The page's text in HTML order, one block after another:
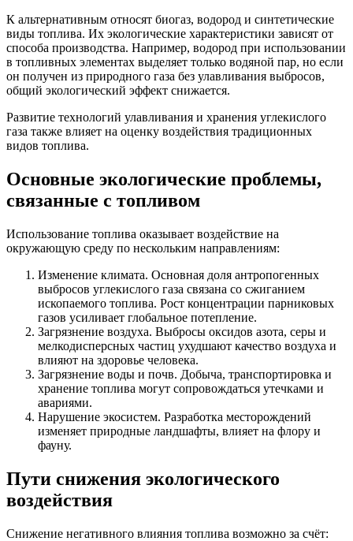
К альтернативным относят биогаз, водород и синтетические
виды топлива. Их экологические характеристики зависят от
способа производства. Например, водород при использовании
в топливных элементах выделяет только водяной пар, но если
он получен из природного газа без улавливания выбросов,
общий экологический эффект снижается.
Развитие технологий улавливания и хранения углекислого
газа также влияет на оценку воздействия традиционных
видов топлива.
Основные экологические проблемы,
связанные с топливом
Использование топлива оказывает воздействие на
окружающую среду по нескольким направлениям:
Изменение климата. Основная доля антропогенных
выбросов углекислого газа связана со сжиганием
ископаемого топлива. Рост концентрации парниковых
газов усиливает глобальное потепление.
Загрязнение воздуха. Выбросы оксидов азота, серы и
мелкодисперсных частиц ухудшают качество воздуха и
влияют на здоровье человека.
Загрязнение воды и почв. Добыча, транспортировка и
хранение топлива могут сопровождаться утечками и
авариями.
Нарушение экосистем. Разработка месторождений
изменяет природные ландшафты, влияет на флору и
фауну.
Пути снижения экологического
воздействия
Снижение негативного влияния топлива возможно за счёт: